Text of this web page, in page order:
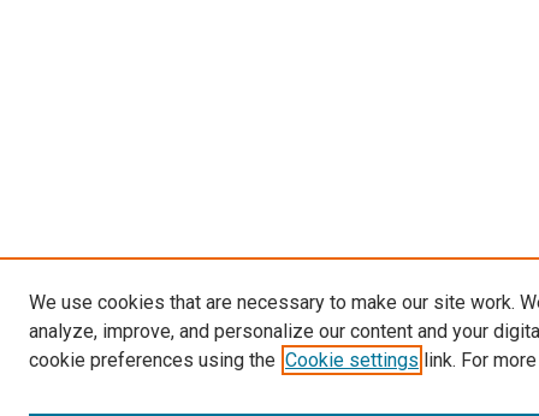
We use cookies that are necessary to make our site work.
analyze, improve, and personalize our content and your
cookie preferences using the Cookie settings link. For